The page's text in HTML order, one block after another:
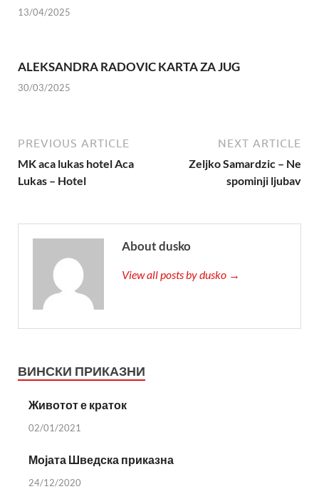
13/04/2025
ALEKSANDRA RADOVIC KARTA ZA JUG
30/03/2025
PREVIOUS ARTICLE
MK aca lukas hotel Aca
Lukas – Hotel
NEXT ARTICLE
Zeljko Samardzic – Ne
spominji ljubav
About dusko
View all posts by dusko →
ВИНСКИ ПРИКАЗНИ
Животот е краток
02/01/2021
Мојата Шведска приказна
24/12/2020